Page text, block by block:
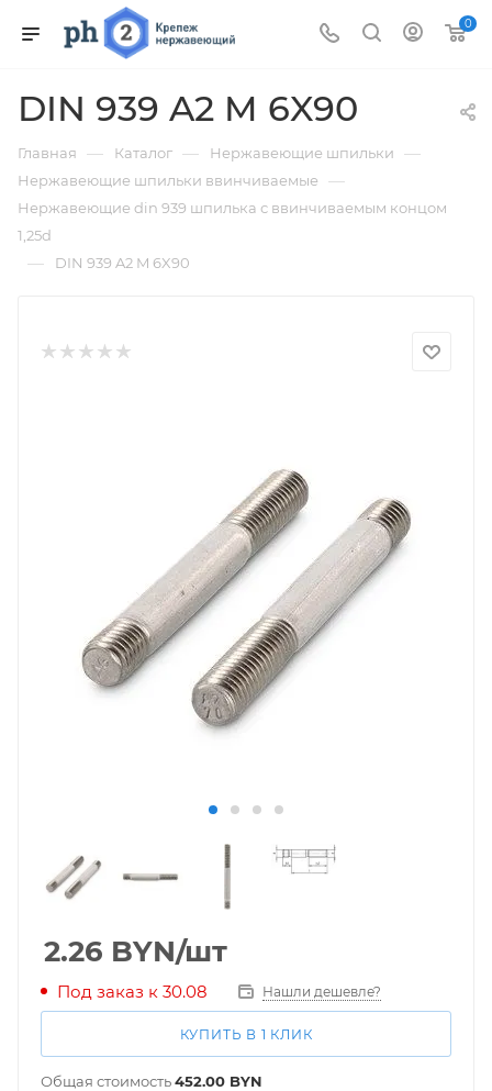
0
DIN 939 A2 M 6X90
Главная — Каталог — Нержавеющие шпильки —
Нержавеющие шпильки ввинчиваемые —
Нержавеющие din 939 шпилька с ввинчиваемым концом
1,25d
— DIN 939 A2 M 6X90
2.26 BYN/шт
Под заказ к 30.08 Нашли дешевле?
КУПИТЬ В 1 КЛИК
Общая стоимость452.00 BYN